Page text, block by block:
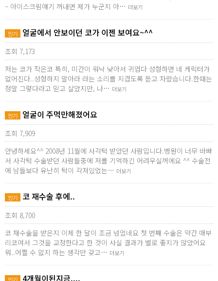
~ 아이스크림얘기 꺼내면 제가 누군지 아… 더보기
인기 얼굴에서 안보이던 코가 이젠 보여요~^^
조회 7,173
저는 코가 작은코 특히, 미간이 워낙 낮아서 귀엽다 성형하면 네 케릭터가
없어진다..성형하지 말아라 라는 소리를 지겹도록 듣고 자랐습니다.한때는
정말 그렇다라고 믿고 살았지만, 나… 더보기
인기 얼굴이 주먹만해졌어요
조회 7,909
안녕하세요^^ 2008년 11월에 사각턱 받았던 사람입니다.병원이 너무 바빠
서 사각턱 수술받던 사람들중에 저를 기억하긴 어려우실꺼에요 ^^ 수술전
에 남들보다 유난히 턱이 각져있었는… 더보기
인기 코 재수술 후에..
조회 8,700
코 재수술을 받은지 이제 한 달이 조금 넘었네요 첫 번째 수술은 약간 매부
리코여서 그것을 교정한다고 한 것이 사실 결과가 별로 좋지가 않았어요
뭐..어쩔 수 없지 하는 생각만 갖고… 더보기
인기 4개월이된지금....